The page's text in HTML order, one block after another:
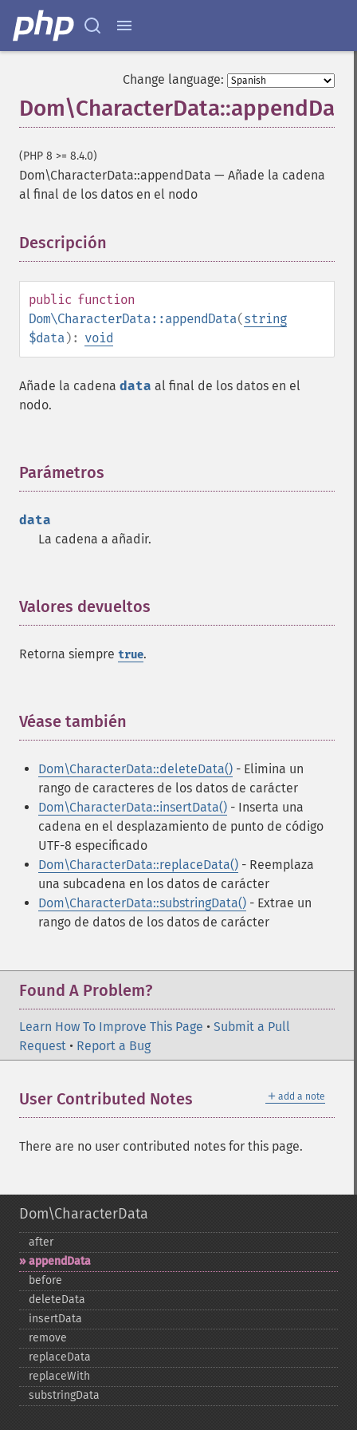
Change language:
Dom\CharacterData::appendData
(PHP 8 >= 8.4.0)
Dom\CharacterData::appendData — Añade la cadena
al final de los datos en el nodo
Descripción
public function
Dom\CharacterData::appendData(string
$data): void
Añade la cadena data al final de los datos en el
nodo.
Parámetros
data
La cadena a añadir.
Valores devueltos
Retorna siempre true.
Véase también
Dom\CharacterData::deleteData() - Elimina un
rango de caracteres de los datos de carácter
Dom\CharacterData::insertData() - Inserta una
cadena en el desplazamiento de punto de código
UTF-8 especificado
Dom\CharacterData::replaceData() - Reemplaza
una subcadena en los datos de carácter
Dom\CharacterData::substringData() - Extrae un
rango de datos de los datos de carácter
Found A Problem?
Learn How To Improve This Page • Submit a Pull
Request • Report a Bug
＋ add a note
User Contributed Notes
There are no user contributed notes for this page.
Dom\CharacterData
after
appendData
before
deleteData
insertData
remove
replaceData
replaceWith
substringData